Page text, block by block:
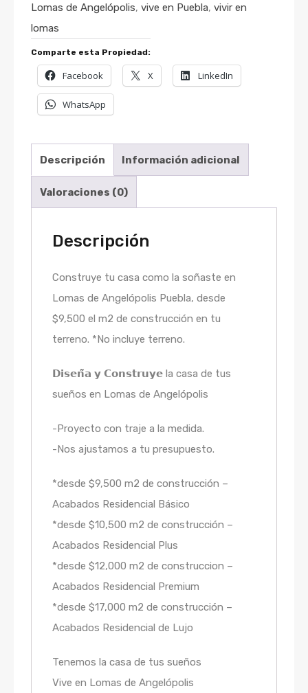
Lomas de Angelópolis, vive en Puebla, vivir en
lomas
Comparte esta Propiedad:
Facebook X LinkedIn
WhatsApp
Descripción Información adicional
Valoraciones (0)
Descripción
Construye tu casa como la soñaste en
Lomas de Angelópolis Puebla, desde
$9,500 el m2 de construcción en tu
terreno. *No incluye terreno.
𝗗𝗶𝘀𝗲𝗻̃𝗮 𝘆 𝗖𝗼𝗻𝘀𝘁𝗿𝘂𝘆𝗲 la casa de tus
sueños en Lomas de Angelópolis
-Proyecto con traje a la medida.
-Nos ajustamos a tu presupuesto.
*desde $9,500 m2 de construcción –
Acabados Residencial Básico
*desde $10,500 m2 de construcción –
Acabados Residencial Plus
*desde $12,000 m2 de construccion –
Acabados Residencial Premium
*desde $17,000 m2 de construcción –
Acabados Residencial de Lujo
Tenemos la casa de tus sueños
Vive en Lomas de Angelópolis